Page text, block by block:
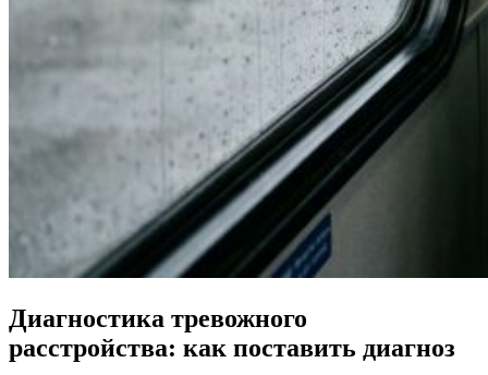
Диагностика тревожного
расстройства: как поставить диагноз